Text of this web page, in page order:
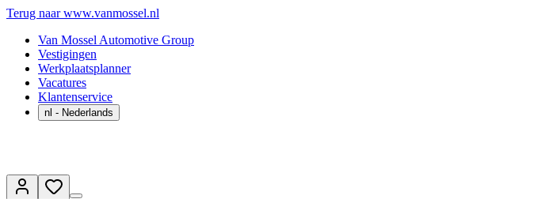
Terug naar www.vanmossel.nl
Van Mossel Automotive Group
Vestigingen
Werkplaatsplanner
Vacatures
Klantenservice
nl - Nederlands